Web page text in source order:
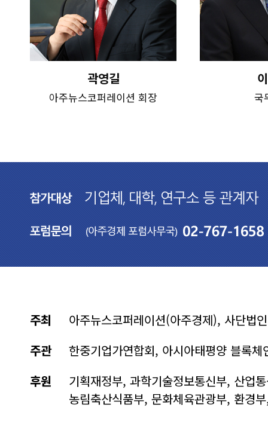
곽영길
아주뉴스코퍼레이션 회장 국
주최
아주뉴스코퍼레이션(아주경제), 사단법
주관
한중기업가연합회, 아시아태평양 블록
후원
기획재정부, 과학기술정보통신부, 산업
농림축산식품부, 문화체육관광부, 환경